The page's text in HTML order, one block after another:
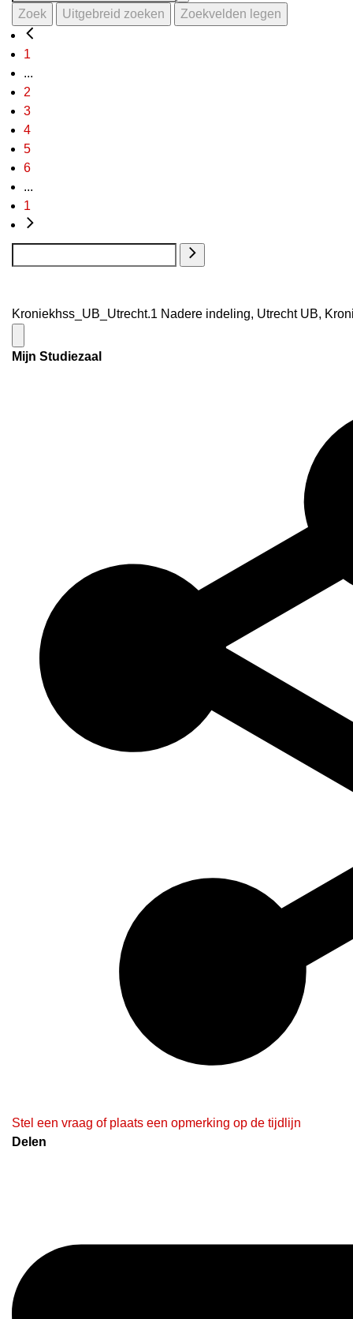
Zoek Uitgebreid zoeken Zoekvelden legen
1
...
2
3
4
5
6
...
1
Kroniekhss_UB_Utrecht.1 Nadere indeling, Utrecht UB,
Mijn Studiezaal
Stel een vraag of plaats een opmerking op de tijdlijn
Delen